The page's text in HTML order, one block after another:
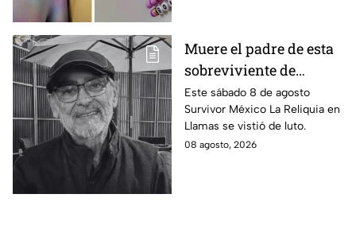
Muere el padre de esta
sobreviviente de
Survivor México La
Reliquia en Llamas
Este sábado 8 de agosto
Survivor México La Reliquia en
Llamas se vistió de luto.
08 agosto, 2026